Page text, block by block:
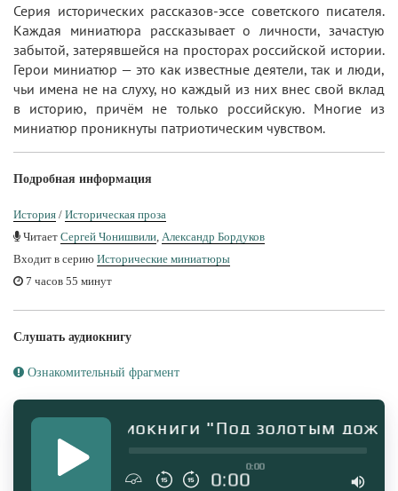
Серия исторических рассказов-эссе советского писателя.
Каждая миниатюра рассказывает о личности, зачастую
забытой, затерявшейся на просторах российской истории.
Герои миниатюр — это как известные деятели, так и люди,
чьи имена не на слуху, но каждый из них внес свой вклад
в историю, причём не только российскую. Многие из
миниатюр проникнуты патриотическим чувством.
Подробная информация
История / Историческая проза
Читает Сергей Чонишвили Александр Бордуков
Входит в серию Исторические миниатюры
7 часов 55 минут
Слушать аудиокнигу
Ознакомительный фрагмент
аудиокниги "Под золотым
0:00
0:00